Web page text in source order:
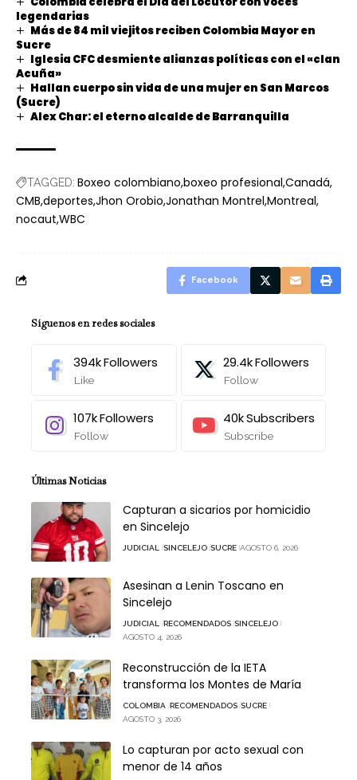
legendarias
Más de 84 mil viejitos reciben Colombia Mayor en
Sucre
Iglesia CFC desmiente alianzas políticas con el «clan
Acuña»
Hallan cuerpo sin vida de una mujer en San Marcos
(Sucre)
Alex Char: el eterno alcalde de Barranquilla
TAGGED: Boxeo colombiano boxeo profesional Canadá
CMB deportes Jhon Orobio Jonathan Montrel Montreal
nocaut WBC
Facebook
Síguenos en redes sociales
394kFollowers
Like
29.4kFollowers
Follow
107kFollowers
Follow
40kSubscribers
Subscribe
Últimas Noticias
Capturan a sicarios por homicidio
en Sincelejo
JUDICIAL SINCELEJO SUCRE AGOSTO 6, 2026
Asesinan a Lenin Toscano en
Sincelejo
JUDICIAL RECOMENDADOS SINCELEJO
AGOSTO 4, 2026
Reconstrucción de la IETA
transforma los Montes de María
COLOMBIA RECOMENDADOS SUCRE
AGOSTO 3, 2026
Lo capturan por acto sexual con
menor de 14 años